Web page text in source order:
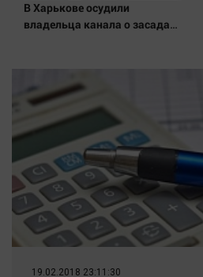
В Харькове осудили
владельца канала о засадах
19.02.2018 23:11:30